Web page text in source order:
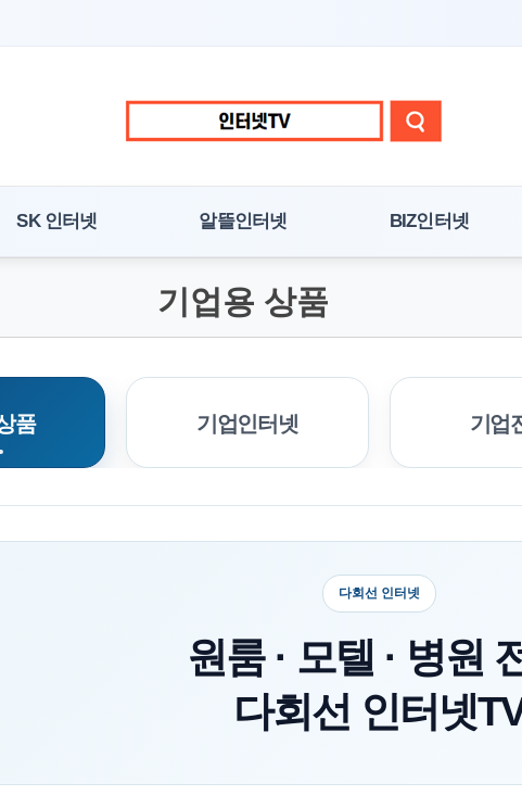
SK 인터넷 알뜰인터넷 BIZ인터넷
기업용 상품
품 기업인터넷 기업
다회선 인터넷
원룸 · 모텔 · 병원
다회선 인터넷